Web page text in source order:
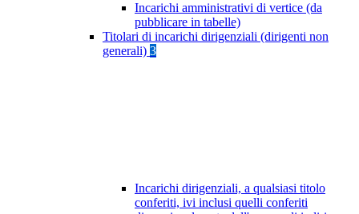
Incarichi amministrativi di vertice (da
pubblicare in tabelle)
Titolari di incarichi dirigenziali (dirigenti non
generali) 3
Incarichi dirigenziali, a qualsiasi titolo
conferiti, ivi inclusi quelli conferiti